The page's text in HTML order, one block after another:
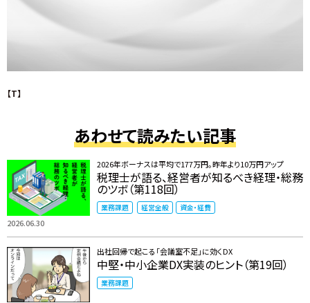
【T】
あわせて読みたい記事
2026.06.30
2026年ボーナスは平均で177万円。昨年より10万円アップ
税理士が語る、経営者が知るべき経理・総務
のツボ（第118回）
業務課題 経営全般 資金・経費
出社回帰で起こる「会議室不足」に効くDX
中堅・中小企業DX実装のヒント（第19回）
業務課題